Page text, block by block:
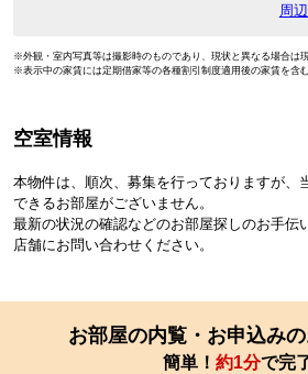
周
※外観・室内写真等は撮影時のものであり、現状と異なる場合は
※表示中の家賃には定期借家等の各種割引制度適用後の家賃を含
空室情報
本物件は、順次、募集を行っておりますが、
できるお部屋がございません。
最新の状況の確認などのお部屋探しのお手伝
店舗にお問い合わせください。
お部屋の内覧・お申込み
簡単！ 約1分で完